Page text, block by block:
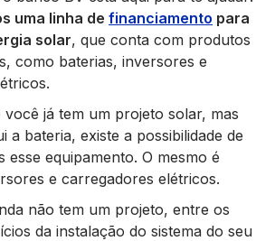
uma linha de financiamento para
solar, que conta com produtos
como baterias, inversores e
você já tem um projeto solar, mas
a bateria, existe a possibilidade de
esse equipamento. O mesmo é
e carregadores elétricos.
não tem um projeto, entre os
da instalação do sistema do seu